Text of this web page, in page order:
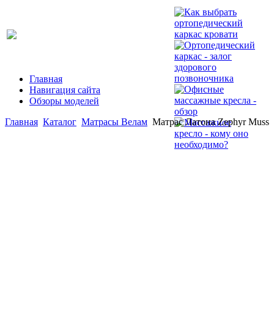
Главная
Навигация сайта
Обзоры моделей
Главная Каталог Матрасы Велам Матрас Латона Zephyr Muss